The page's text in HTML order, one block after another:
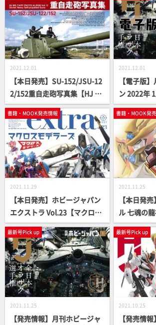
2021.12.01
【本日発売】SU-152/JSU-12
2/152重自走砲写真集【HJ MI
LITARY PHOTO ALBUM】
2021.12.01
【電子版
ン 2022年
始！】
書籍・MOOK発売情報
2021.11.29
【本日発売】ホビージャパン
エクストラ Vol.23【マクロス
モデラーズ】
書籍・MOOK発
2021.11.25
【本日発
ル 七魂の
ストーリ
最新号Pick up
2021.11.25
【発売情報】月刊ホビージャ
最新号Pick up
2021.10.25
【発売情